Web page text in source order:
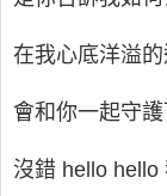
在我心底洋溢
會和你一起守護
沒錯 hello hello